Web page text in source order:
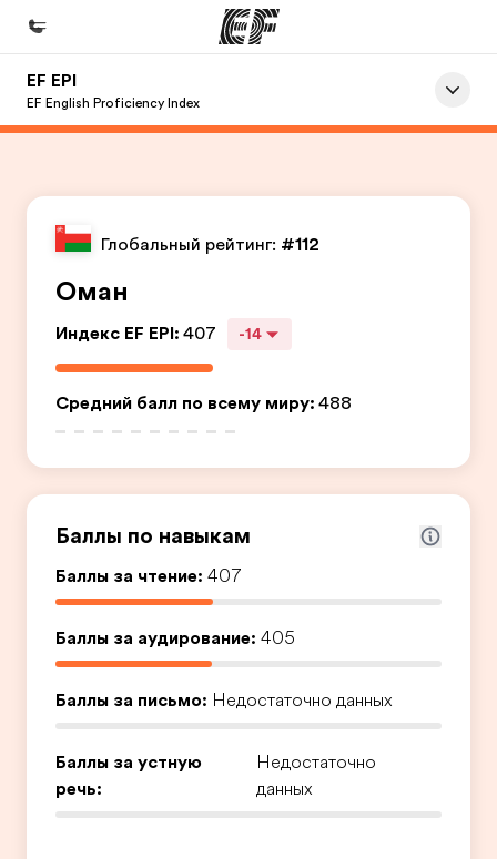
Главная
Найти ближайший офис
О нас
Карьера
Присоединиться к нашей команде
EF EPI
EF English Proficiency Index
Глобальный рейтинг: #112
Оман
Индекс EF EPI: 407 -14
Средний балл по всему миру: 488
Баллы по навыкам
Баллы за чтение: 407
Баллы за аудирование: 405
Баллы за письмо: Недостаточно данных
Баллы за устную
речь:
Недостаточно
данных